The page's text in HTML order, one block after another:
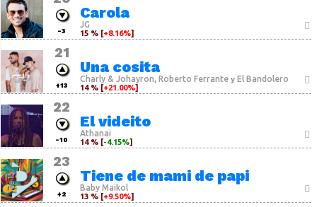
-3
Carola
JG
15 % [+8.16%]
21
+13
Una cosita
Charly & Johayron, Roberto Ferrante y El Bandolero
14 % [+21.00%]
22
-10
El videito
Athanai
14 % [-4.15%]
23
+2
Tiene de mami de papi
Baby Maikol
13 % [+9.50%]